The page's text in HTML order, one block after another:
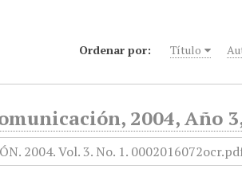
Ordenar por: Título
2004, Año